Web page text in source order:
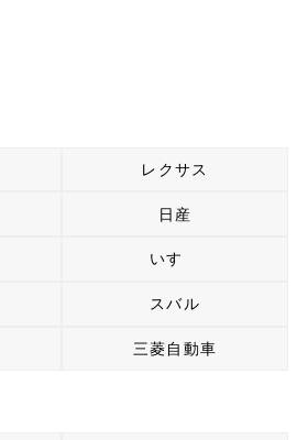
レクサス
日産
いすゞ
スバル
三菱自動車